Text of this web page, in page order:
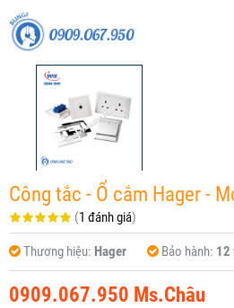
Công tắc - Ổ cắm Hager -
(1 đánh giá)
Thương hiệu: Hager Bảo hành: 12
0909.067.950 Ms.Châu